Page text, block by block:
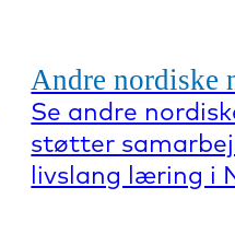
Andre nordiske
Se andre
støtter
livslang læring i